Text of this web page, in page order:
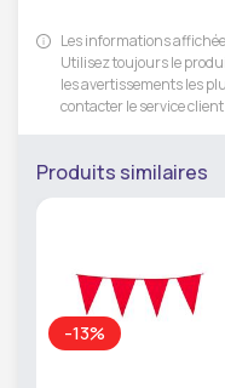
Les informations
Utilisez toujours le
les avertissements les
contacter le service client.
Produits similaires
-13%